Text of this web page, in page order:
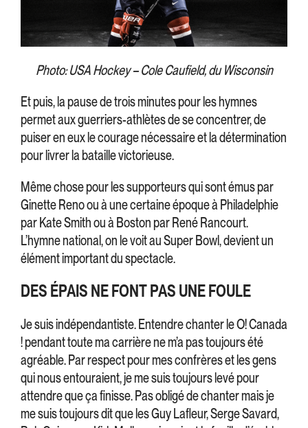
Photo: USA Hockey – Cole Caufield, du Wisconsin
Et puis, la pause de trois minutes pour les hymnes
permet aux guerriers-athlètes de se concentrer, de
puiser en eux le courage nécessaire et la détermination
pour livrer la bataille victorieuse.
Même chose pour les supporteurs qui sont émus par
Ginette Reno ou à une certaine époque à Philadelphie
par Kate Smith ou à Boston par René Rancourt.
L’hymne national, on le voit au Super Bowl, devient un
élément important du spectacle.
DES ÉPAIS NE FONT PAS UNE FOULE
Je suis indépendantiste. Entendre chanter le O! Canada
! pendant toute ma carrière ne m’a pas toujours été
agréable. Par respect pour mes confrères et les gens
qui nous entouraient, je me suis toujours levé pour
attendre que ça finisse. Pas obligé de chanter mais je
me suis toujours dit que les Guy Lafleur, Serge Savard,